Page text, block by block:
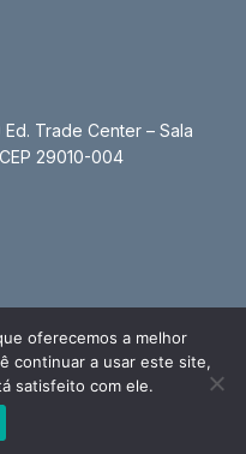
Trade Center – Sala
29010-004
os direitos reservados
oferecemos a melhor
continuar a usar este site,
satisfeito com ele.